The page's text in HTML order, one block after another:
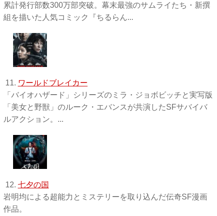
累計発行部数300万部突破。幕末最強のサムライたち・新撰
組を描いた人気コミック『ちるらん...
11. ワールドブレイカー
「バイオハザード」シリーズのミラ・ジョボビッチと実写版
「美女と野獣」のルーク・エバンスが共演したSFサバイバ
ルアクション。...
12. 七夕の国
岩明均による超能力とミステリーを取り込んだ伝奇SF漫画
作品。